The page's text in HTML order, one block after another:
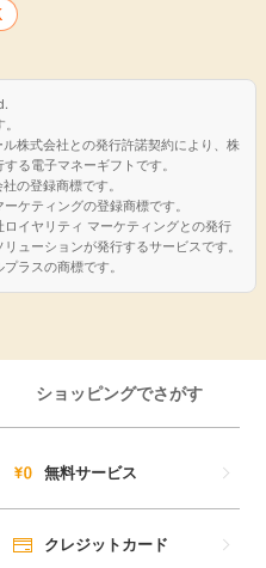
」を通じて「＠cosme SHOP
で＠cosme SHOPPING（ア
してみましょう。
ル株式会社との発行許諾契約により、株
る電子マネーギフトです。
の登録商標です。
ケティングの登録商標です。
イヤリティ マーケティングとの発行
ューションが発行するサービスです。
ラスの商標です。
ショッピングでさがす
無料サービス
クレジットカード